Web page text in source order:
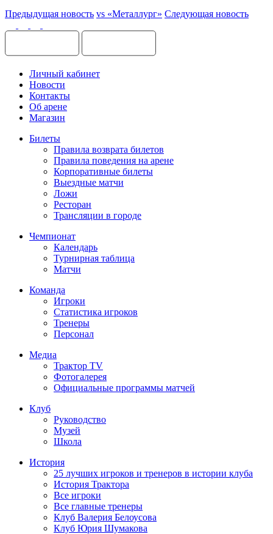
Предыдущая новость vs «Металлург» Следующая новость
Личный кабинет
Новости
Контакты
Об арене
Магазин
Билеты
Правила возврата билетов
Правила поведения на арене
Корпоративные билеты
Выездные матчи
Ложи
Ресторан
Трансляции в городе
Чемпионат
Календарь
Турнирная таблица
Матчи
Команда
Игроки
Статистика игроков
Тренеры
Персонал
Медиа
Трактор TV
Фотогалерея
Официальные программы матчей
Клуб
Руководство
Музей
Школа
История
25 лучших игроков и тренеров в истории клуба
История Трактора
Все игроки
Все главные тренеры
Клуб Валерия Белоусова
Клуб Юрия Шумакова